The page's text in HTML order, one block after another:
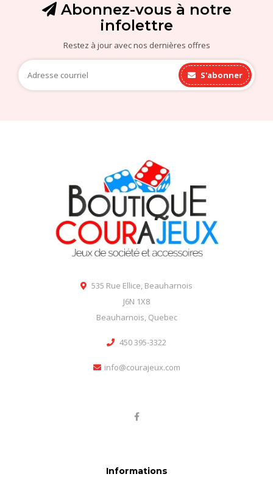
Abonnez-vous à notre
infolettre
Restez à jour avec nos dernières offres
S'abonner
535 Rue Ellice, Beauharnois
J6N 1X8
Beauharnois, Quebec
450 395-3322
info@courajeux.com
Informations